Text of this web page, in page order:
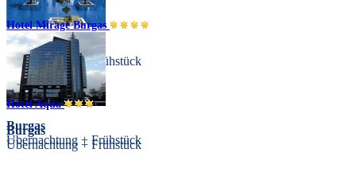
Burgas
Übernachtung + Frühstück
Hotel Mirage Burgas
Burgas
Übernachtung + Frühstück
Hotel Aqua
Burgas
Übernachtung + Frühstück